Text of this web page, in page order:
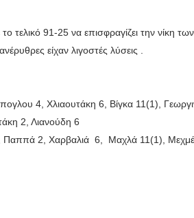
τελικό 91-25 να επισφραγίζει την νίκη των
είχαν λιγοστές λύσεις .
4, Χλιαουτάκη 6, Βίγκα 11(1),
2, Λιανούδη 6
Παππά 2, Χαρβαλιά 6, Μαχλά 11(1),